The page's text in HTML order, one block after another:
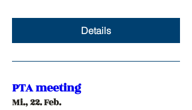
Details
PTA meeting
Mi., 22. Feb.